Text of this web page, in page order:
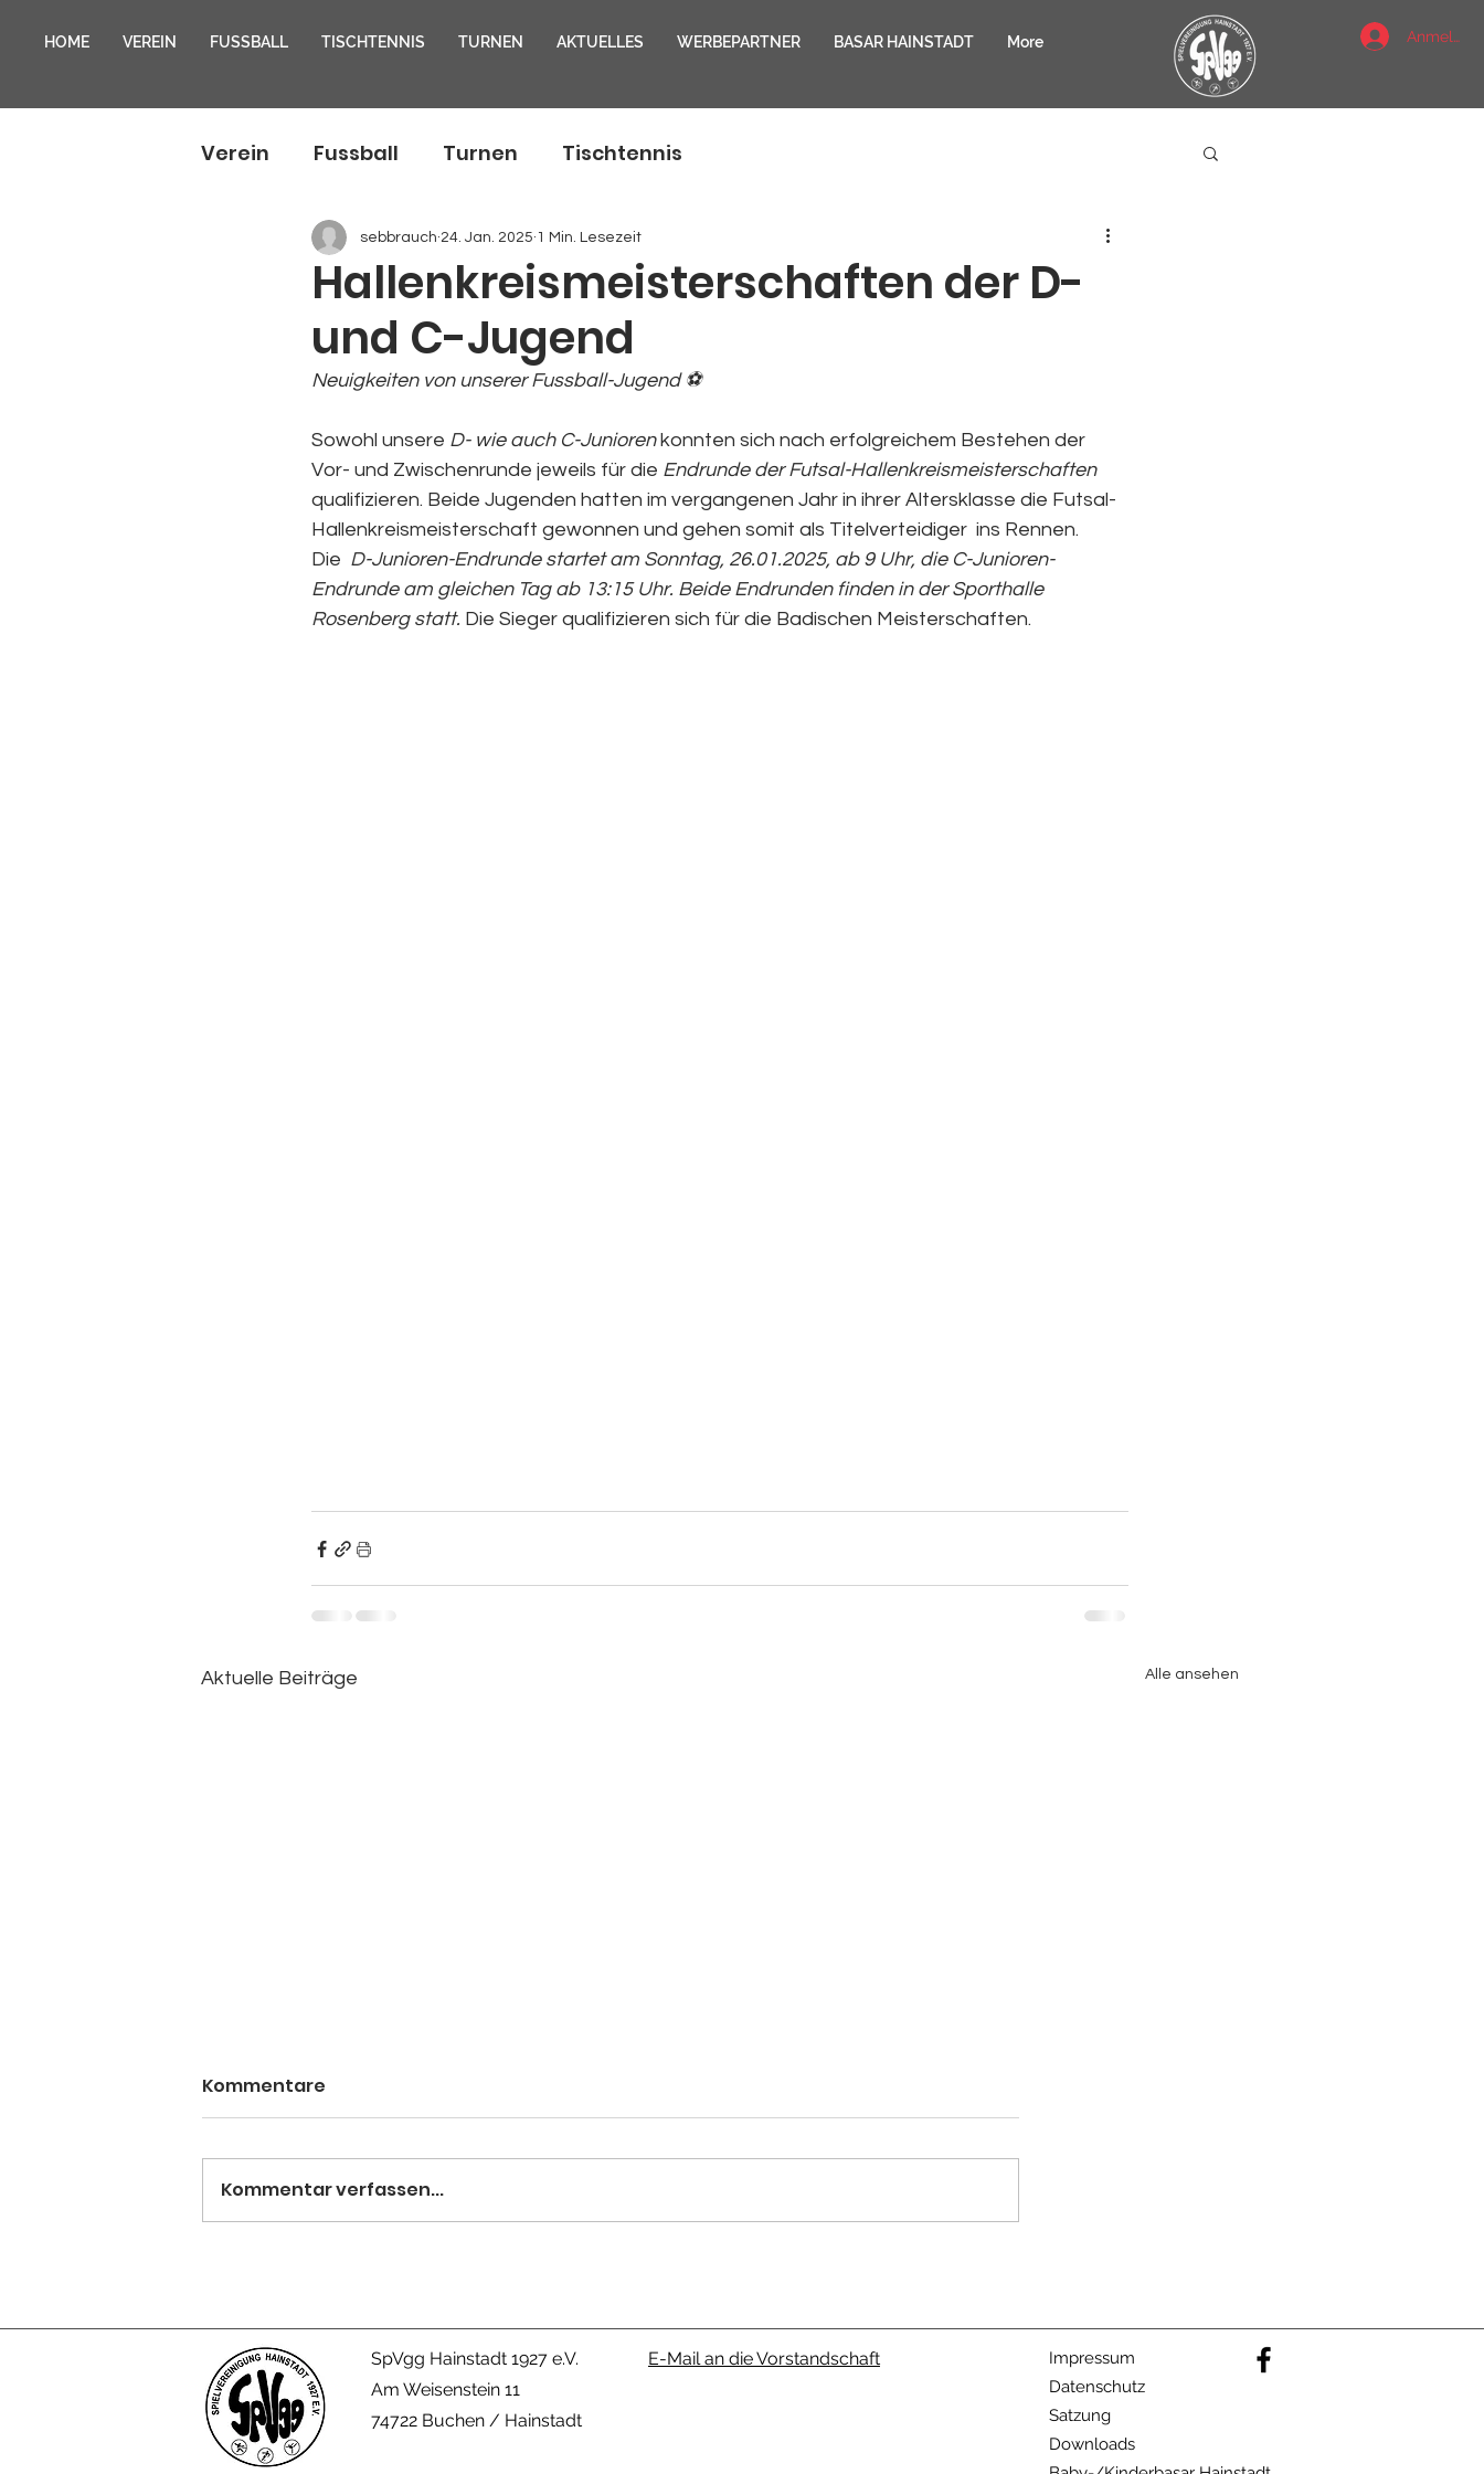
HOME VEREIN FUSSBALL TISCHTENNIS TURNEN AKTUELLES WERBEPARTNER BASAR HAINSTADT More Anmelden
Verein Fussball Turnen Tischtennis
Hallenkreismeisterschaften der D-
und C-Jugend
sebbrauch 24. Jan. 2025 1 Min. Lesezeit
Neuigkeiten von unserer Fussball-Jugend ⚽
Sowohl unsere D- wie auch C-Junioren konnten sich nach erfolgreichem Bestehen der
Vor- und Zwischenrunde jeweils für die Endrunde der Futsal-Hallenkreismeisterschaften
qualifizieren. Beide Jugenden hatten im vergangenen Jahr in ihrer Altersklasse die Futsal-
Hallenkreismeisterschaft gewonnen und gehen somit als Titelverteidiger  ins Rennen.
Die D-Junioren-Endrunde startet am Sonntag, 26.01.2025, ab 9 Uhr, die C-Junioren-
Endrunde am gleichen Tag ab 13:15 Uhr. Beide Endrunden finden in der Sporthalle
Rosenberg statt. Die Sieger qualifizieren sich für die Badischen Meisterschaften.
Aktuelle Beiträge Alle ansehen
Schallmauer
Kommentare
Kommentar verfassen...
SpVgg Hainstadt 1927 e.V.
Am Weisenstein 11
74722 Buchen / Hainstadt
E-Mail an die Vorstandschaft
Impressum
Datenschutz
Satzung
Downloads